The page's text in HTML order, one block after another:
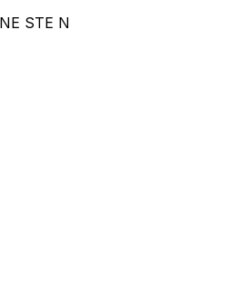
STE N